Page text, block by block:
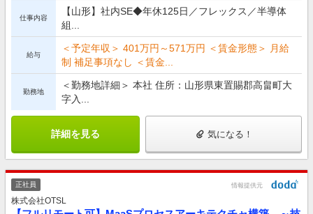
仕事内容
【山形】社内SE◆年休125日／フレックス／半導体
組...
給与
＜予定年収＞ 401万円～571万円 ＜賃金形態＞ 月給
制 補足事項なし ＜賃金...
勤務地
＜勤務地詳細＞ 本社 住所：山形県東置賜郡高畠町大
字入...
詳細を見る 気になる！
正社員 情報提供元
株式会社OTSL